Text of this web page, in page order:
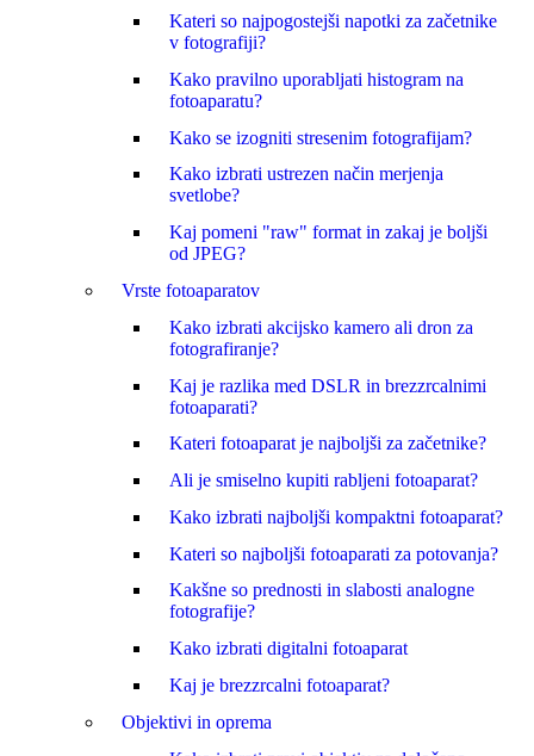
Kateri so najpogostejši napotki za začetnike
v fotografiji?
Kako pravilno uporabljati histogram na
fotoaparatu?
Kako se izogniti stresenim fotografijam?
Kako izbrati ustrezen način merjenja
svetlobe?
Kaj pomeni "raw" format in zakaj je boljši
od JPEG?
Vrste fotoaparatov
Kako izbrati akcijsko kamero ali dron za
fotografiranje?
Kaj je razlika med DSLR in brezzrcalnimi
fotoaparati?
Kateri fotoaparat je najboljši za začetnike?
Ali je smiselno kupiti rabljeni fotoaparat?
Kako izbrati najboljši kompaktni fotoaparat?
Kateri so najboljši fotoaparati za potovanja?
Kakšne so prednosti in slabosti analogne
fotografije?
Kako izbrati digitalni fotoaparat
Kaj je brezzrcalni fotoaparat?
Objektivi in oprema